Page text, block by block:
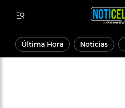
Última Hora Noticias